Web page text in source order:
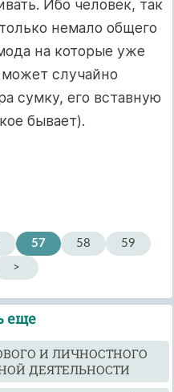
Ибо человек, так
немало общего
на которые уже
случайно
сумку, его вставную
бывает).
57 58
59
>
еще
И ЛИЧНОСТНОГО
ДЕЯТЕЛЬНОСТИ